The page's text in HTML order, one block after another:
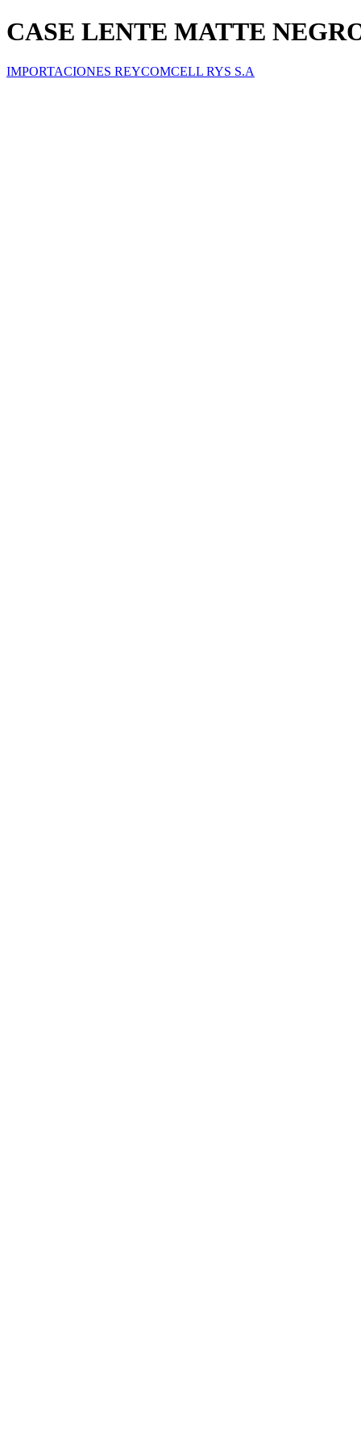
CASE LENTE MATTE
IMPORTACIONES REYCOMCELL RYS S.A